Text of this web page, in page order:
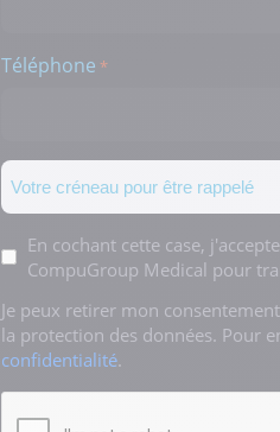
Téléphone *
Créneau
Mentions
*
En cochant cette case,
CompuGroup Medical pour
Je peux retirer mon
la protection des données. Pour
confidentialité.